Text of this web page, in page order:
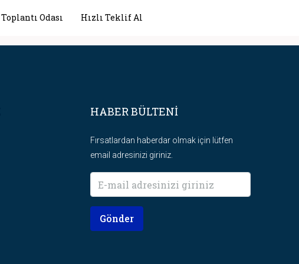
Toplantı Odası Hızlı Teklif Al
HABER BÜLTENİ
Fırsatlardan haberdar olmak için lütfen
email adresinizi giriniz.
Gönder